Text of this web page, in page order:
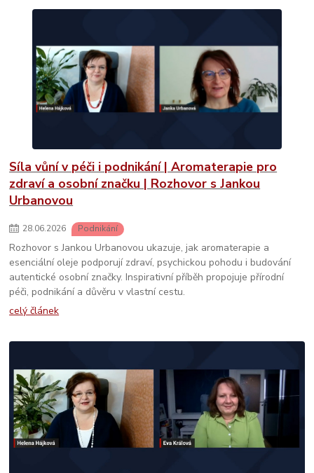
Síla vůní v péči i podnikání | Aromaterapie pro
zdraví a osobní značku | Rozhovor s Jankou
Urbanovou
28.06.2026 Podnikání
Rozhovor s Jankou Urbanovou ukazuje, jak aromaterapie a
esenciální oleje podporují zdraví, psychickou pohodu i budování
autentické osobní značky. Inspirativní příběh propojuje přírodní
péči, podnikání a důvěru v vlastní cestu.
celý článek